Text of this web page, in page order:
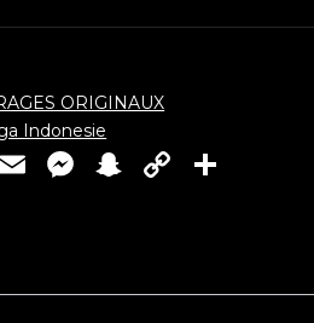
ORIGINAUX
Indonesie
T
E
M S
C